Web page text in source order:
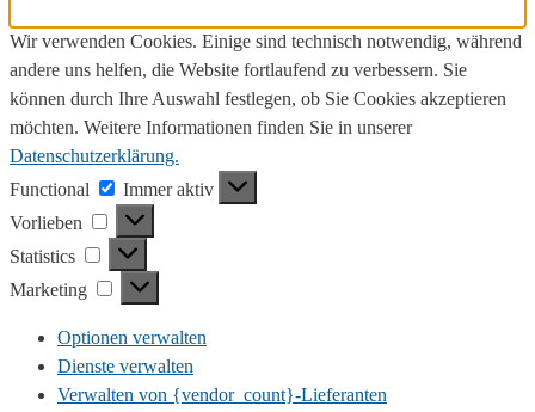
Wir verwenden Cookies. Einige sind technisch notwendig, während
andere uns helfen, die Website fortlaufend zu verbessern. Sie
können durch Ihre Auswahl festlegen, ob Sie Cookies akzeptieren
möchten. Weitere Informationen finden Sie in unserer
Datenschutzerklärung.
Functional
Functional
Immer aktiv
Vorlieben
Vorlieben
Statistics
Statistics
Marketing
Marketing
Optionen verwalten
Dienste verwalten
Verwalten von {vendor_count}-Lieferanten